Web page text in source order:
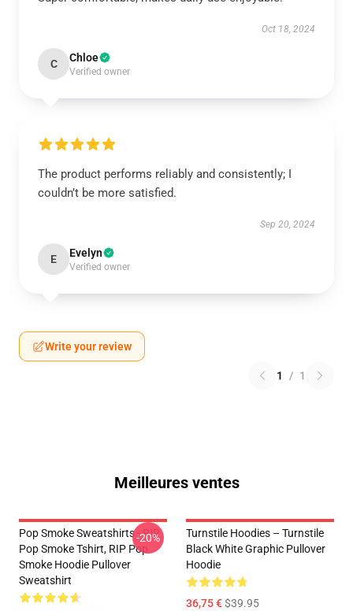
Oct 18, 2024
C Chloe
Verified owner
The product performs reliably and consistently; I
couldn’t be more satisfied.
Sep 20, 2024
E Evelyn
Verified owner
Write your review
1 / 1
Meilleures ventes
Pop Smoke Sweatshirts - RIP
Pop Smoke Tshirt, RIP Pop
Smoke Hoodie Pullover
Sweatshirt
-20%
Turnstile Hoodies – Turnstile
Black White Graphic Pullover
Hoodie
36,75 €$39.95